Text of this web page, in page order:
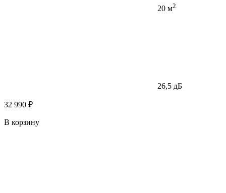
20 м2
26,5 дБ
32 990 ₽
В корзину